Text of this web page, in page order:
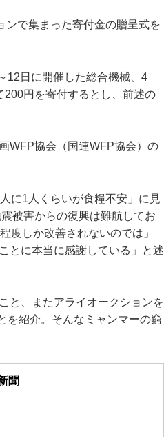
ンで集まった寄付金の贈呈式を
12日に開催した総合機械、4
円を寄付するとし、前述の
WFP協会（国連WFP協会）の
に1人くらいが食糧不安」に見
被害からの復興は難航してお
度しか改善されないのでは」
とに本当に感謝している」と述
と、またアライオークションを
を紹介。そんなミャンマーの窮
聞